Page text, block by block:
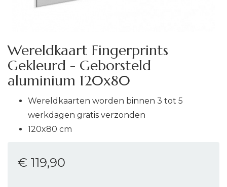
Wereldkaart Fingerprints
Gekleurd - Geborsteld
aluminium 120x80
Wereldkaarten worden binnen 3 tot 5
werkdagen gratis verzonden
120x80 cm
€ 119,90